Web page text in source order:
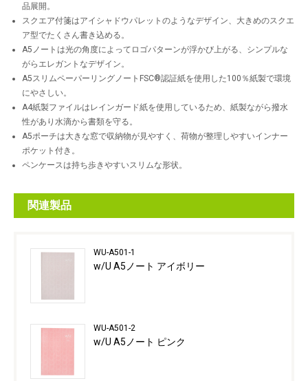
品展開。
スクエア付箋はアイシャドウパレットのようなデザイン、大きめのスクエ
ア型でたくさん書き込める。
A5ノートは光の角度によってロゴパターンが浮かび上がる、シンプルな
がらエレガントなデザイン。
A5スリムペーパーリングノートFSC®認証紙を使用した100％紙製で環境
にやさしい。
A4紙製ファイルはレインガード紙を使用しているため、紙製ながら撥水
性があり水滴から書類を守る。
A5ポーチは大きな窓で収納物が見やすく、荷物が整理しやすいインナー
ポケット付き。
ペンケースは持ち歩きやすいスリムな形状。
関連製品
WU-A501-1
w/U A5ノート アイボリー
WU-A501-2
w/U A5ノート ピンク